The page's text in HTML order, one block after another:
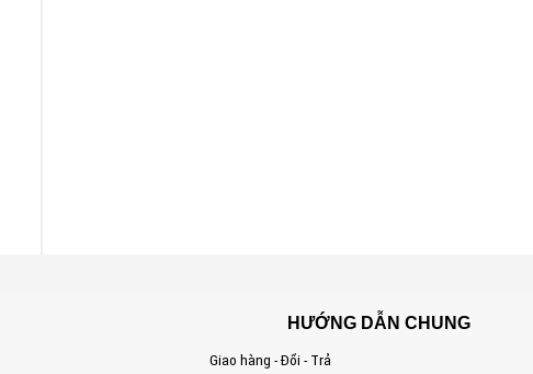
HƯỚNG DẪN CHUNG
Giao hàng - Đổi - Trả